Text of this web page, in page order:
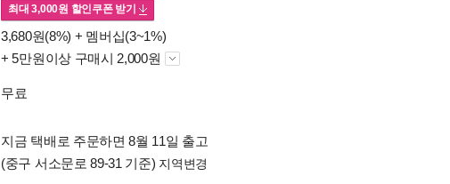
최대3,000원 할인쿠폰 받기
3,680원(8%) + 멤버십(3~1%)
+ 5만원이상 구매시 2,000원
무료
지금 택배로 주문하면 8월 11일 출고
(중구 서소문로 89-31 기준) 지역변경